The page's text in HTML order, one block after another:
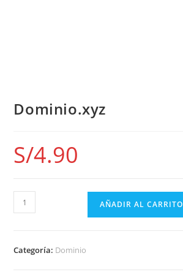
Dominio.xyz
S/4.90
AÑADIR AL CARRITO
Categoría: Dominio